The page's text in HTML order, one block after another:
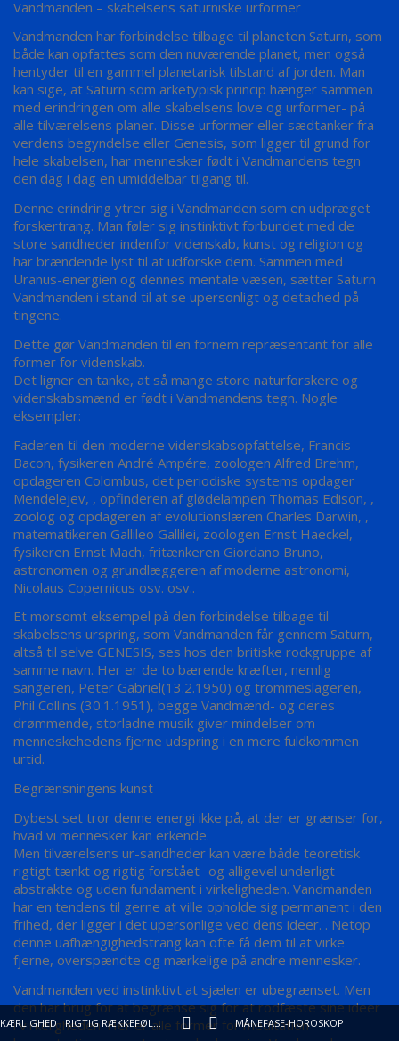
Vandmanden – skabelsens saturniske urformer
Vandmanden har forbindelse tilbage til planeten Saturn, som
både kan opfattes som den nuværende planet, men også
hentyder til en gammel planetarisk tilstand af jorden. Man
kan sige, at Saturn som arketypisk princip hænger sammen
med erindringen om alle skabelsens love og urformer- på
alle tilværelsens planer. Disse urformer eller sædtanker fra
verdens begyndelse eller Genesis, som ligger til grund for
hele skabelsen, har mennesker født i Vandmandens tegn
den dag i dag en umiddelbar tilgang til.
Denne erindring ytrer sig i Vandmanden som en udpræget
forskertrang. Man føler sig instinktivt forbundet med de
store sandheder indenfor videnskab, kunst og religion og
har brændende lyst til at udforske dem. Sammen med
Uranus-energien og dennes mentale væsen, sætter Saturn
Vandmanden i stand til at se upersonligt og detached på
tingene.
Dette gør Vandmanden til en fornem repræsentant for alle
former for videnskab.
Det ligner en tanke, at så mange store naturforskere og
videnskabsmænd er født i Vandmandens tegn. Nogle
eksempler:
Faderen til den moderne videnskabsopfattelse, Francis
Bacon, fysikeren André Ampére, zoologen Alfred Brehm,
opdageren Colombus, det periodiske systems opdager
Mendelejev, , opfinderen af glødelampen Thomas Edison, ,
zoolog og opdageren af evolutionslæren Charles Darwin, ,
matematikeren Gallileo Gallilei, zoologen Ernst Haeckel,
fysikeren Ernst Mach, fritænkeren Giordano Bruno,
astronomen og grundlæggeren af moderne astronomi,
Nicolaus Copernicus osv. osv..
Et morsomt eksempel på den forbindelse tilbage til
skabelsens urspring, som Vandmanden får gennem Saturn,
altså til selve GENESIS, ses hos den britiske rockgruppe af
samme navn. Her er de to bærende kræfter, nemlig
sangeren, Peter Gabriel(13.2.1950) og trommeslageren,
Phil Collins (30.1.1951), begge Vandmænd- og deres
drømmende, storladne musik giver mindelser om
menneskehedens fjerne udspring i en mere fuldkommen
urtid.
Begrænsningens kunst
Dybest set tror denne energi ikke på, at der er grænser for,
hvad vi mennesker kan erkende.
Men tilværelsens ur-sandheder kan være både teoretisk
rigtigt tænkt og rigtig forstået- og alligevel underligt
abstrakte og uden fundament i virkeligheden. Vandmanden
har en tendens til gerne at ville opholde sig permanent i den
frihed, der ligger i det upersonlige ved dens ideer. . Netop
denne uafhængighedstrang kan ofte få dem til at virke
fjerne, overspændte og mærkelige på andre mennesker.
Vandmanden ved instinktivt at sjælen er ubegrænset. Men
den har brug for at begrænse sig for at rodfæste sine ideer
i virkeligheden. Her er alle former for meditation
KÆRLIGHED I RIGTIG RÆKKEFØLGE MÅNEFASE-HOROSKOP